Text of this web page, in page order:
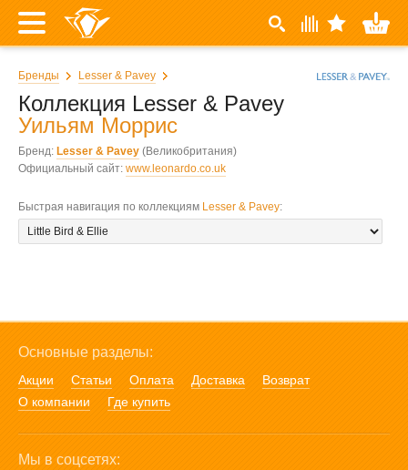
Бренды Lesser & Pavey
Коллекция Lesser & Pavey
Уильям Моррис
Бренд: Lesser & Pavey (Великобритания)
Официальный сайт: www.leonardo.co.uk
Быстрая навигация по коллекциям Lesser & Pavey:
Основные разделы:
Акции Статьи Оплата Доставка
Возврат
О компании
Где купить
Мы в соцсетях: